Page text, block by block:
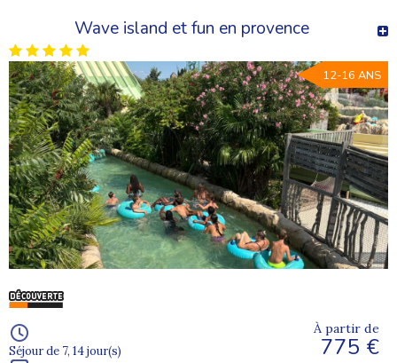
Wave island et fun en provence
12-16 ANS
Séjour de 7, 14 jour(s)
À partir de
775 €